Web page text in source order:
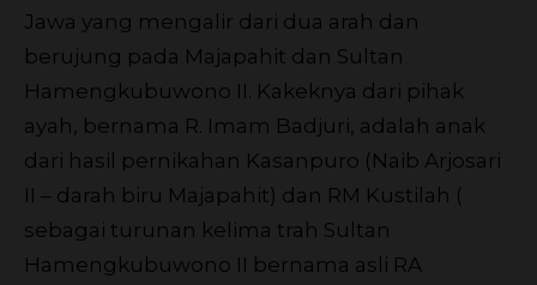
Jawa yang mengalir dari dua arah dan
berujung pada Majapahit dan Sultan
Hamengkubuwono II. Kakeknya dari pihak
ayah, bernama R. Imam Badjuri, adalah anak
dari hasil pernikahan Kasanpuro (Naib Arjosari
II – darah biru Majapahit) dan RM Kustilah (
sebagai turunan kelima trah Sultan
Hamengkubuwono II bernama asli RA